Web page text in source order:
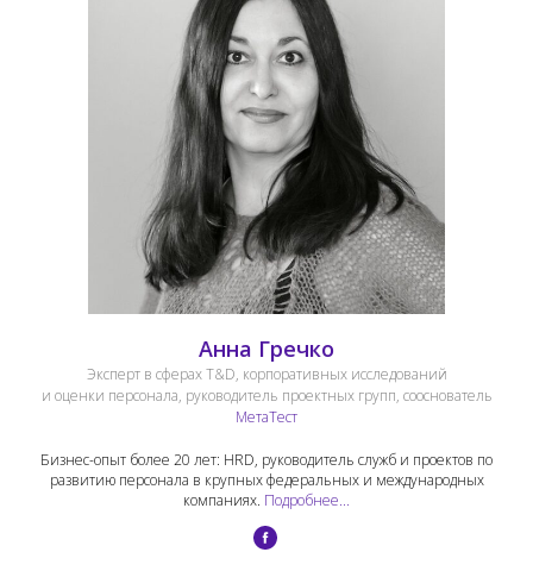
Анна Гречко
Эксперт в сферах T&D, корпоративных исследований
и оценки персонала, руководитель проектных групп, сооснователь
МетаТест
Бизнес-опыт более 20 лет: HRD, руководитель служб и проектов по
развитию персонала в крупных федеральных и международных
компаниях. Подробнее...